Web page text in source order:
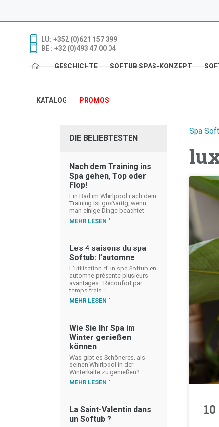
LU: +352 (0)621 157 399
BE : +32 (0)493 47 00 04
GESCHICHTE SOFTUB SPAS-KONZEPT
KATALOG PROMOS
DIE BELIEBTESTEN
Nach dem Training ins
Spa gehen, Top oder
Flop!
Ein Bad im Whirlpool nach dem
Training ist großartig, wenn
man einige Dinge beachtet
MEHR LESEN "
Les 4 saisons du spa
Softub: l’automne
L’utilisation d’un spa Softub en
automne présente plusieurs
avantages : Réconfort par
temps frais :
MEHR LESEN "
Wie Sie Ihr Spa im
Winter genießen
können
Was gibt es Schöneres, als
seinen Whirlpool in der
Winterkälte zu genießen?
MEHR LESEN "
La Saint-Valentin dans
un Softub ?
Spa